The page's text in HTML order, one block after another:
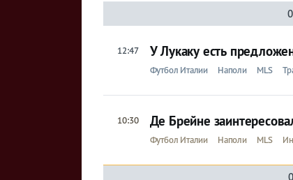
12:47 У Лукаку есть
Футбол Италии Наполи MLS
10:30 Де Брейне
Футбол Италии Наполи MLS